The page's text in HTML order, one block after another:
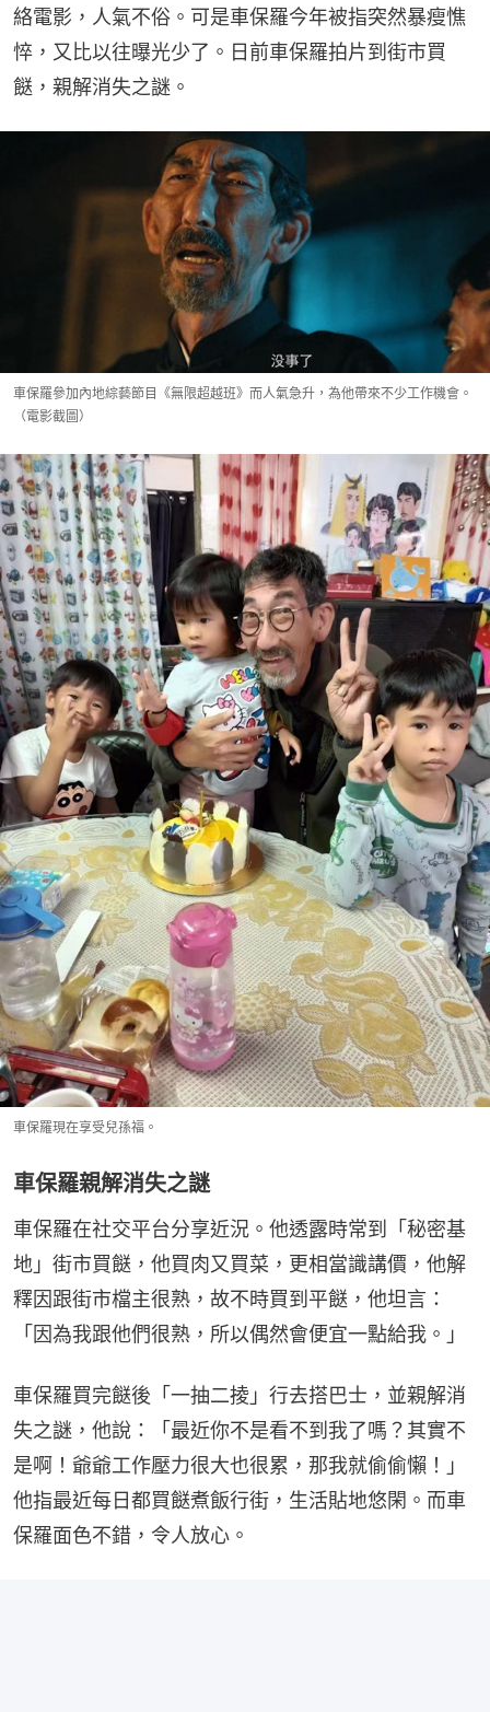
絡電影，人氣不俗。可是車保羅今年被指突然暴瘦憔
悴，又比以往曝光少了。日前車保羅拍片到街市買
餸，親解消失之謎。
車保羅參加內地綜藝節目《無限超越班》而人氣急升，為他帶來不少工作機會。
（電影截圖）
車保羅現在享受兒孫福。
車保羅親解消失之謎
車保羅在社交平台分享近況。他透露時常到「秘密基
地」街市買餸，他買肉又買菜，更相當識講價，他解
釋因跟街市檔主很熟，故不時買到平餸，他坦言：
「因為我跟他們很熟，所以偶然會便宜一點給我。」
車保羅買完餸後「一抽二掕」行去搭巴士，並親解消
失之謎，他說：「最近你不是看不到我了嗎？其實不
是啊！爺爺工作壓力很大也很累，那我就偷偷懶！」
他指最近每日都買餸煮飯行街，生活貼地悠閑。而車
保羅面色不錯，令人放心。